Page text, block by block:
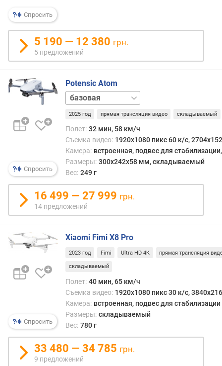
-
в
о
м
е
г
а
п
и
с
е
(
М
П
)
с
м
а
F
H
1
Спросить
5 190 — 12 380 грн.
5 предложений
Спросить
Potensic Atom
Fly
More
Combo
2025 год прямая трансляция видео складываемый
Полет: 32 мин, 58 км/ч
Съемка видео: 1920x1080 пикс 60 к/с,
Камера: встроенная, подвес для
Размеры: 300x242x58 мм, складываемый
Вес: 249 г
16 499 — 27 999 грн.
14 предложений
Спросить
Xiaomi Fimi X8 Pro
2023 год Fimi Ultra HD 4K прямая трансляция
складываемый
Полет: 40 мин, 65 км/ч
Съемка видео: 1920x1080 пикс 30 к/с,
Камера: встроенная, подвес для стабилизации
Размеры: складываемый
Вес: 780 г
33 480 — 34 785 грн.
9 предложений